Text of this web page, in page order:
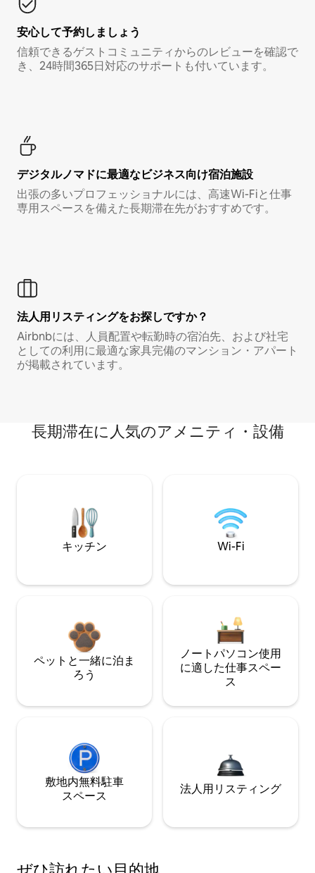
安心して予約しましょう
信頼できるゲストコミュニティからのレビューを確認で
き、24時間365日対応のサポートも付いています。
デジタルノマド⁠に最⁠適⁠なビ⁠ジ⁠ネ⁠ス⁠向⁠け宿⁠泊⁠施⁠設
出張の多いプロフェッショナルには、高速Wi-Fiと仕事
専用スペースを備えた長期滞在先がおすすめです。
法人用リスティングをお探しですか？
Airbnbには、人員配置や転勤時の宿泊先、および社宅
としての利用に最適な家具完備のマンション・アパート
が掲載されています。
長期滞在に人気のアメニティ・設備
キッチン Wi-Fi
ペットと一緒に泊ま
ろう
ノートパソコン使用
に適した仕事スペー
ス
敷地内無料駐⁠車
ス⁠ペ⁠ー⁠ス
法人用リスティング